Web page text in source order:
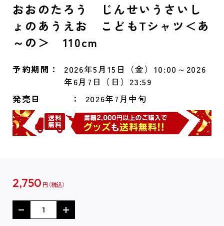
おおのたろう じんせいうさいし
ょのあうえお こどもTシャツ＜あ
～の＞ 110cm
予約期間
2026年5月15日（金）10:00～2026
年6月7日（日）23:59
発売日
2026年7月中旬
2,750 円